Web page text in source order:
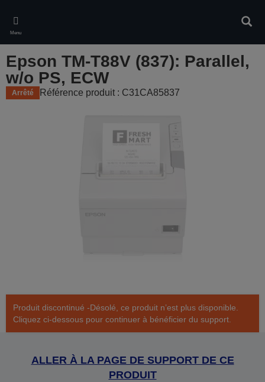
main
content
Menu
Epson TM-T88V (837): Parallel,
w/o PS, ECW
Arrêté Référence produit : C31CA85837
Produit discontinué -Désolé, ce produit n’est plus disponible.
Cliquez ci-dessous pour continuer à bénéficier du support.
ALLER À LA PAGE DE SUPPORT DE CE
PRODUIT